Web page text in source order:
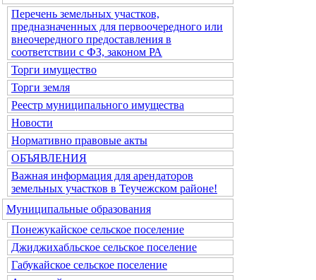
Перечень земельных участков,
предназначенных для первоочередного или
внеочередного предоставления в
соответствии с ФЗ, законом РА
Торги имущество
Торги земля
Реестр муниципального имущества
Новости
Нормативно правовые акты
ОБЪЯВЛЕНИЯ
Важная информация для арендаторов
земельных участков в Теучежском районе!
Муниципальные образования
Понежукайское сельское поселение
Джиджихабльское сельское поселение
Габукайское сельское поселение